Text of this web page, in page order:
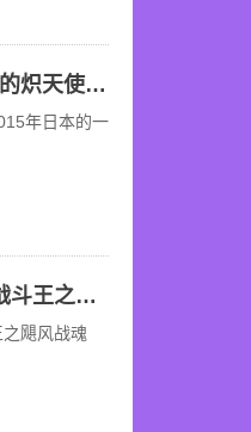
终结的炽天使(2015日本8.8分格斗,吸血鬼片)终结的炽天使 第1话 血脉的世界
年日本的一
战斗王之飓风战魂1(2012中国8.8分冒险,科幻片)战斗王之飓风战魂1 第15话 15 与黑暗势力的对战(1)
飓风战魂